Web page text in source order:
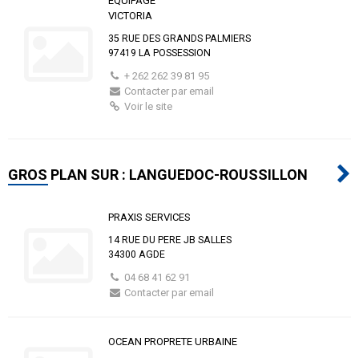
VICTORIA
35 RUE DES GRANDS PALMIERS
97419 LA POSSESSION
+ 262 262 39 81 95
Contacter par email
Voir le site
GROS PLAN SUR : LANGUEDOC-ROUSSILLON
PRAXIS SERVICES
14 RUE DU PERE JB SALLES
34300 AGDE
04 68 41 62 91
Contacter par email
OCEAN PROPRETE URBAINE